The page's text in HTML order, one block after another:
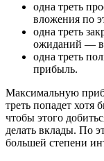
одна треть
вложения по
одна треть
ожиданий —
одна треть
прибыль.
Максимальную
треть попадет хотя
чтобы этого
делать вклады. По
большей степени